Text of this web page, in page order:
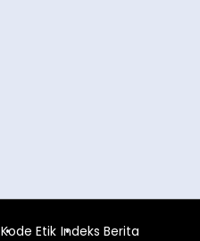
Kode Etik Indeks Berita